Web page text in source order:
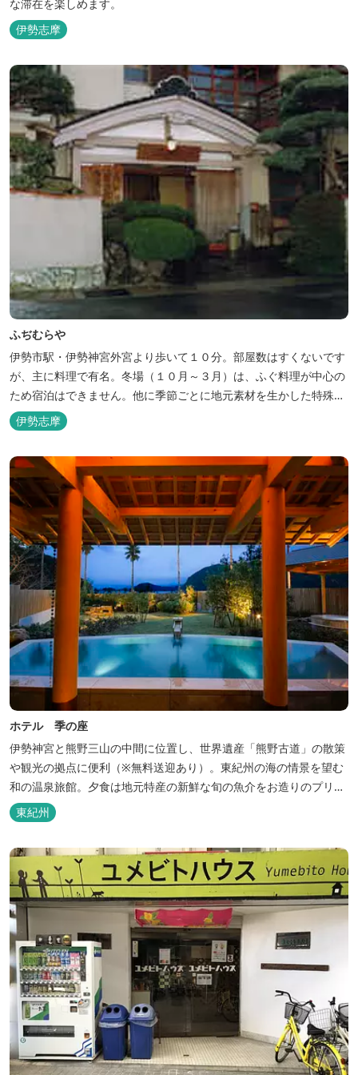
な滞在を楽しめます。
伊勢志摩
ふぢむらや
伊勢市駅・伊勢神宮外宮より歩いて１０分。部屋数はすくないです
が、主に料理で有名。冬場（１０月～３月）は、ふぐ料理が中心の
ため宿泊はできません。他に季節ごとに地元素材を生かした特殊料
理もお楽しみ頂けます。
伊勢志摩
ホテル 季の座
伊勢神宮と熊野三山の中間に位置し、世界遺産「熊野古道」の散策
や観光の拠点に便利（※無料送迎あり）。東紀州の海の情景を望む
和の温泉旅館。夕食は地元特産の新鮮な旬の魚介をお造りのプリフ
ィックが人気の会席料理で。お好みの干物を炭火焼で楽しむ朝食バ
イキングが好評です。お仲間同士、そしてご家族で、さまざまな寛
ぎの時間をお楽しみください。 「きほく千年温泉」を自家源泉とし
た温泉大浴場棟には男女別に内湯...
東紀州